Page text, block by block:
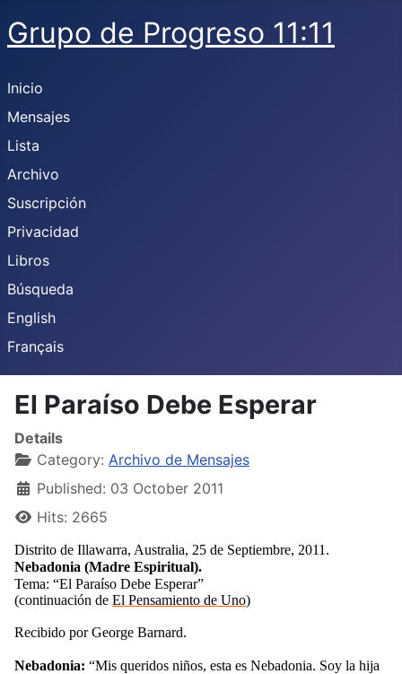
Grupo de Progreso 11:11
Inicio
Mensajes
Lista
Archivo
Suscripción
Privacidad
Libros
Búsqueda
English
Français
El Paraíso Debe Esperar
Details
Category: Archivo de Mensajes
Published: 03 October 2011
Hits: 2665
Distrito de Illawarra, Australia, 25 de Septiembre, 2011.
Nebadonia (Madre Espiritual).
Tema: “El Paraíso Debe Esperar”
(continuación de El Pensamiento de Uno)
Recibido por George Barnard.
Nebadonia: “Mis queridos niños, esta es Nebadonia. Soy la hija